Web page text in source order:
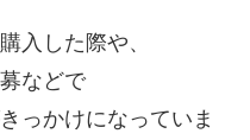
入した際や、
などで
っかけになっていま